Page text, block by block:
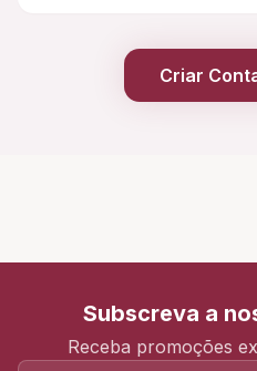
Criar
Subscreva a
Receba promoções